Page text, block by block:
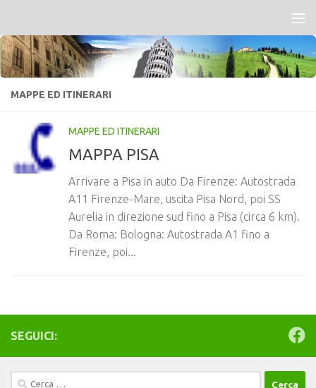
MAPPE ED ITINERARI
MAPPE ED ITINERARI
MAPPA PISA
Arrivare a Pisa in auto Da Firenze: Autostrada
A11 Firenze-Mare, uscita Pisa Nord, poi SS
Aurelia in direzione sud fino a Pisa (circa 6 km).
Da Roma: Bologna: Autostrada A1 fino a
Firenze, poi...
SEGUICI:
Ricerca